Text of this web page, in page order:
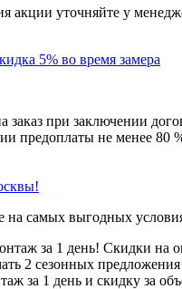
акции уточняйте у
5% во время замера
заказ при заключении
предоплаты не менее 80
на самых выгодных
за 1 день! Скидки на
2 сезонных
за 1 день и скидку за